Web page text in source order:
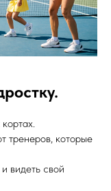
тренеров, которые
видеть свой